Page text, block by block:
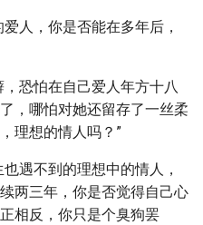
人，你是否能在多年后，
恐怕在自己爱人年方十八
，哪怕对她还留存了一丝柔
理想的情人吗？”
遇不到的理想中的情人，
两三年，你是否觉得自己心
相反，你只是个臭狗罢